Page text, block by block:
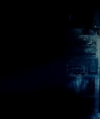
Rammstein
News